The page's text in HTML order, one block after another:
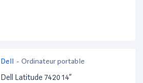
Dell - Ordinateur portable
Dell Latitude 7420 14”